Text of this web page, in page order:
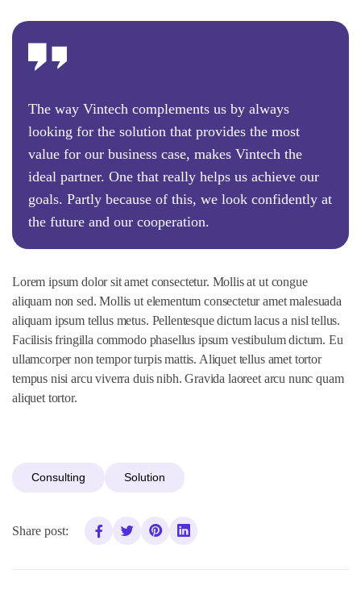
The way Vintech complements us by always
looking for the solution that provides the most
value for our business case, makes Vintech the
ideal partner. One that really helps us achieve our
goals. Partly because of this, we look confidently at
the future and our cooperation.
Lorem ipsum dolor sit amet consectetur. Mollis at ut congue
aliquam non sed. Mollis ut elementum consectetur amet malesuada
aliquam ipsum tellus metus. Pellentesque dictum lacus a nisl tellus.
Facilisis fringilla commodo phasellus ipsum vestibulum dictum. Eu
ullamcorper non tempor turpis mattis. Aliquet tellus amet tortor
tempus nisi arcu viverra duis nibh. Gravida laoreet arcu nunc quam
aliquet tortor.
Consulting Solution
Share post: